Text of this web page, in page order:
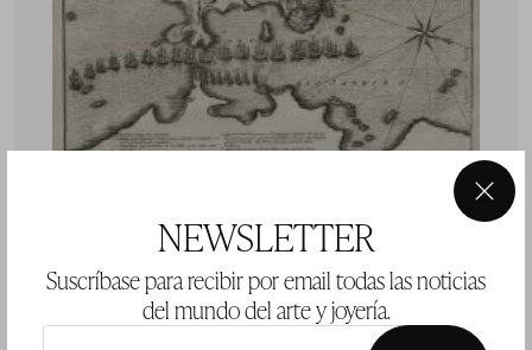
NEWSLETTER
Suscríbase para recibir por email todas las noticias
del mundo del arte y joyería.
×
CHARLES SEVIN DE QUINCY
Meaux, Francia / París, Francia (c.1660 - 1738)